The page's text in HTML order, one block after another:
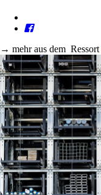
→ mehr aus dem Ressort